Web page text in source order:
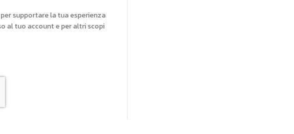
supportare la tua esperienza
al tuo account e per altri scopi